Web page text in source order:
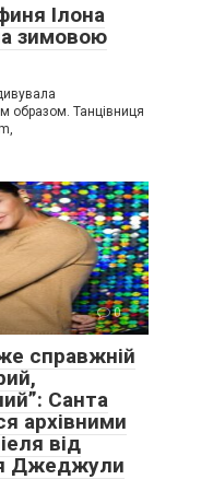
Ілона
зимовою
образом. Танцівниця
0
справжній
Санта
архівними
від
Джеджули